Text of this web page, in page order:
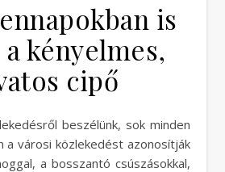
is
kényelmes,
cipő
a városi közlekedést azonosítják
a bosszantó csúszásokkal,